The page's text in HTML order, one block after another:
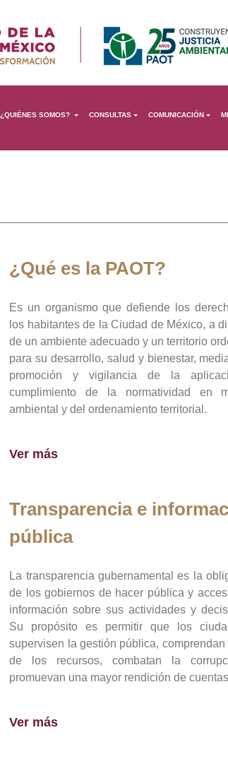
¿QUIÉNES SOMOS? CONSULTAS COMUNICACIÓN
¿Qué es la PAOT?
Es un organismo que defiende los
los habitantes de la Ciudad de México, a
de un ambiente adecuado y un territorio
para su desarrollo, salud y bienestar,
promoción y vigilancia de la
cumplimiento de la normatividad en
ambiental y del ordenamiento territorial.
Ver más
Transparencia e
pública
La transparencia gubernamental es la
de los gobiernos de hacer pública y
información sobre sus actividades y
Su propósito es permitir que los
supervisen la gestión pública, comprendan
de los recursos, combatan la
promuevan una mayor rendición de
Ver más